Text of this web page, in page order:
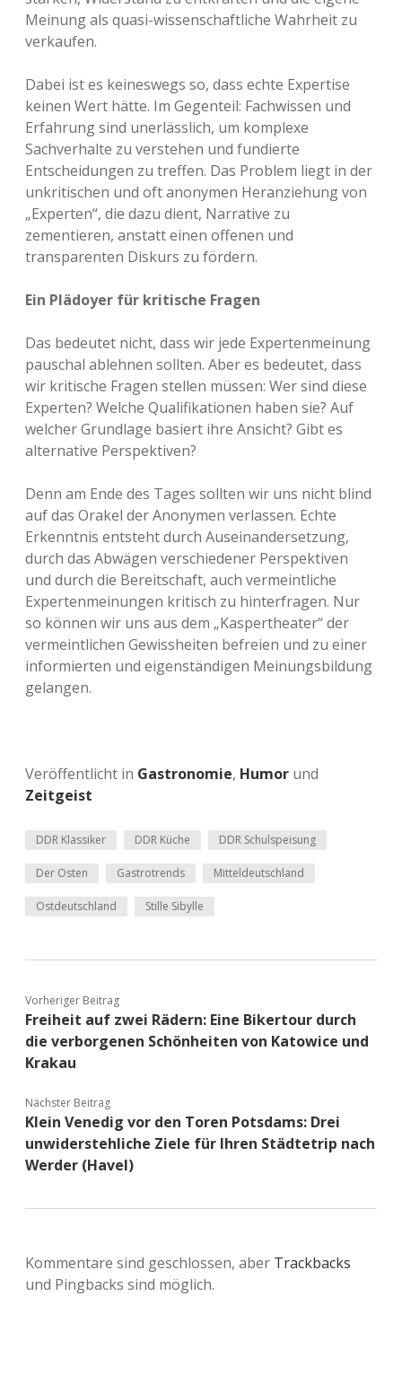
Meinung als quasi-wissenschaftliche Wahrheit zu
verkaufen.
Dabei ist es keineswegs so, dass echte Expertise
keinen Wert hätte. Im Gegenteil: Fachwissen und
Erfahrung sind unerlässlich, um komplexe
Sachverhalte zu verstehen und fundierte
Entscheidungen zu treffen. Das Problem liegt in der
unkritischen und oft anonymen Heranziehung von
„Experten“, die dazu dient, Narrative zu
zementieren, anstatt einen offenen und
transparenten Diskurs zu fördern.
Ein Plädoyer für kritische Fragen
Das bedeutet nicht, dass wir jede Expertenmeinung
pauschal ablehnen sollten. Aber es bedeutet, dass
wir kritische Fragen stellen müssen: Wer sind diese
Experten? Welche Qualifikationen haben sie? Auf
welcher Grundlage basiert ihre Ansicht? Gibt es
alternative Perspektiven?
Denn am Ende des Tages sollten wir uns nicht blind
auf das Orakel der Anonymen verlassen. Echte
Erkenntnis entsteht durch Auseinandersetzung,
durch das Abwägen verschiedener Perspektiven
und durch die Bereitschaft, auch vermeintliche
Expertenmeinungen kritisch zu hinterfragen. Nur
so können wir uns aus dem „Kaspertheater“ der
vermeintlichen Gewissheiten befreien und zu einer
informierten und eigenständigen Meinungsbildung
gelangen.
Veröffentlicht in Gastronomie, Humor und
Zeitgeist
DDR Klassiker DDR Küche DDR Schulspeisung
Der Osten Gastrotrends Mitteldeutschland
Ostdeutschland Stille Sibylle
Vorheriger Beitrag
Freiheit auf zwei Rädern: Eine Bikertour durch
die verborgenen Schönheiten von Katowice und
Krakau
Nächster Beitrag
Klein Venedig vor den Toren Potsdams: Drei
unwiderstehliche Ziele für Ihren Städtetrip nach
Werder (Havel)
Kommentare sind geschlossen, aber Trackbacks
und Pingbacks sind möglich.